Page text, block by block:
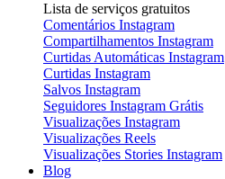
Lista de serviços gratuitos
Comentários Instagram
Compartilhamentos Instagram
Curtidas Automáticas Instagram
Curtidas Instagram
Salvos Instagram
Seguidores Instagram Grátis
Visualizações Instagram
Visualizações Reels
Visualizações Stories Instagram
Blog